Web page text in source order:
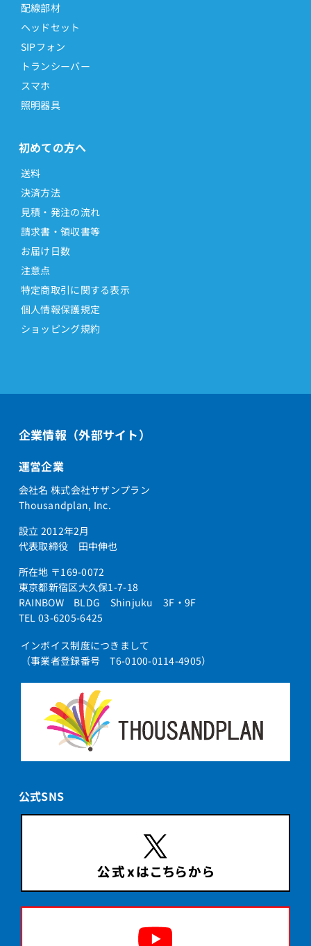
配線部材
ヘッドセット
SIPフォン
トランシーバー
スマホ
照明器具
初めての方へ
送料
決済方法
見積・発注の流れ
請求書・領収書等
お届け日数
注意点
特定商取引に関する表示
個人情報保護規定
ショッピング規約
企業情報（外部サイト）
運営企業
会社名 株式会社サザンプラン
Thousandplan, Inc.
設立 2012年2月
代表取締役 田中伸也
所在地 〒169-0072
東京都新宿区大久保1-7-18
RAINBOW BLDG Shinjuku 3F・9F
TEL 03-6205-6425
インボイス制度につきまして
（事業者登録番号 T6-0100-0114-4905）
公式SNS